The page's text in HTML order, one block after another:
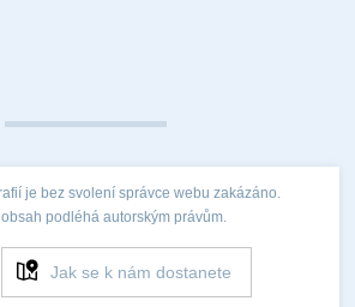
je bez svolení správce webu zakázáno.
podléhá autorským právům.
Jak se k nám dostanete